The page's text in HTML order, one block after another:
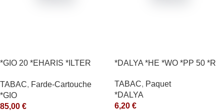
*GIO 20 *EHARIS *ILTER
TABAC, Farde-Cartouche
*GIO
85,00 €
*DALYA *HE *WO *PP 50 *R
TABAC, Paquet
*DALYA
6,20 €